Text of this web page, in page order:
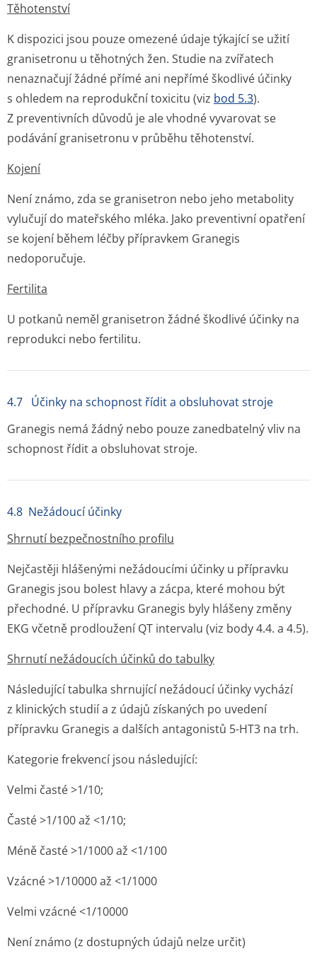
Těhotenství
K dispozici jsou pouze omezené údaje týkající se užití
granisetronu u těhotných žen. Studie na zvířatech
nenaznačují žádné přímé ani nepřímé škodlivé účinky
s ohledem na reprodukční toxicitu (viz bod 5.3).
Z preventivních důvodů je ale vhodné vyvarovat se
podávání granisetronu v průběhu těhotenství.
Kojení
Není známo, zda se granisetron nebo jeho metabolity
vylučují do mateřského mléka. Jako preventivní opatření
se kojení během léčby přípravkem Granegis
nedoporučuje.
Fertilita
U potkanů neměl granisetron žádné škodlivé účinky na
reprodukci nebo fertilitu.
4.7 Účinky na schopnost řídit a obsluhovat stroje
Granegis nemá žádný nebo pouze zanedbatelný vliv na
schopnost řídit a obsluhovat stroje.
4.8 Nežádoucí účinky
Shrnutí bezpečnostního profilu
Nejčastěji hlášenými nežádoucími účinky u přípravku
Granegis jsou bolest hlavy a zácpa, které mohou být
přechodné. U přípravku Granegis byly hlášeny změny
EKG včetně prodloužení QT intervalu (viz body 4.4. a 4.5).
Shrnutí nežádoucích účinků do tabulky
Následující tabulka shrnující nežádoucí účinky vychází
z klinických studií a z údajů získaných po uvedení
přípravku Granegis a dalších antagonistů 5-HT3 na trh.
Kategorie frekvencí jsou následující:
Velmi časté >1/10;
Časté >1/100 až <1/10;
Méně časté >1/1000 až <1/100
Vzácné >1/10000 až <1/1000
Velmi vzácné <1/10000
Není známo (z dostupných údajů nelze určit)